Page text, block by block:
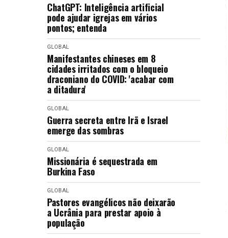
ChatGPT: Inteligência artificial
pode ajudar igrejas em vários
pontos; entenda
GLOBAL
Manifestantes chineses em 8
cidades irritados com o bloqueio
draconiano do COVID: 'acabar com
a ditadura'
GLOBAL
Guerra secreta entre Irã e Israel
emerge das sombras
GLOBAL
Missionária é sequestrada em
Burkina Faso
GLOBAL
Pastores evangélicos não deixarão
a Ucrânia para prestar apoio à
população